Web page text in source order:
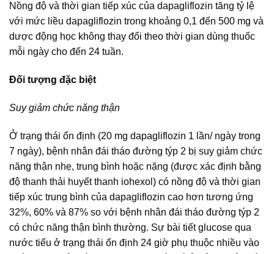
Nồng độ và thời gian tiếp xúc của dapagliflozin tăng tỷ lệ
với mức liều dapagliflozin trong khoảng 0,1 đến 500 mg và
dược động học không thay đổi theo thời gian dùng thuốc
mỗi ngày cho đến 24 tuần.
Đối tượng đặc biệt
Suy giảm chức năng thận
Ở trạng thái ổn định (20 mg dapagliflozin 1 lần/ ngày trong
7 ngày), bệnh nhân đái tháo đường týp 2 bị suy giảm chức
năng thận nhẹ, trung bình hoặc nặng (được xác định bằng
độ thanh thải huyết thanh iohexol) có nồng độ và thời gian
tiếp xúc trung bình của dapagliflozin cao hơn tương ứng
32%, 60% và 87% so với bệnh nhân đái tháo đường týp 2
có chức năng thận bình thường. Sự bài tiết glucose qua
nước tiểu ở trạng thái ổn định 24 giờ phụ thuộc nhiều vào